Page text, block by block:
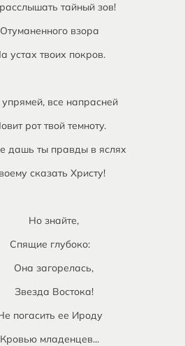
тайный зов!
взора
твоих покров.
все напрасней
твой темноту.
ты правды в яслях
сказать Христу!
знайте,
глубоко:
Востока!
ее Ироду
младенцев...